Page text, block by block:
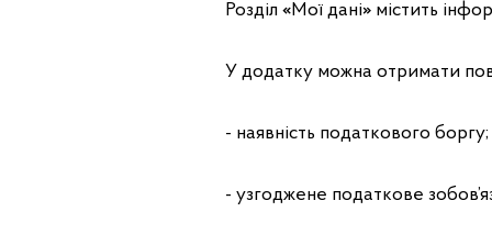
Розділ «Мої дані»містить
У додатку можна отримати
- наявність податкового боргу;
- узгоджене податкове